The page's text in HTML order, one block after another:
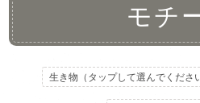
モチ
生き物（タップして選んでくださ